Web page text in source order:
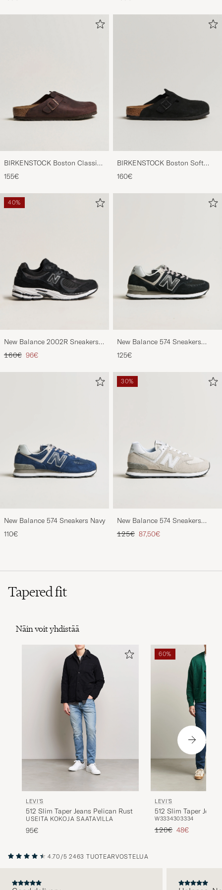
BIRKENSTOCK Boston Classic
Footbed Habana Oiled Leather
155€
BIRKENSTOCK Boston Soft
Footbed Black Suede
160€
40%
New Balance 2002R Sneakers
Black
Tavallinen hinta
160€ Alennettu hinta
96€
New Balance 574 Sneakers
Black
125€
New Balance 574 Sneakers Navy
110€
30%
New Balance 574 Sneakers
Nimbus Cloud
Tavallinen hinta
125€ Alennettu hinta
87,50€
Tapered fit
Näin voit yhdistää
LEVI'S
512 Slim Taper Jeans Pelican Rust
USEITA KOKOJA SAATAVILLA
95€
60%
LEVI'S
512 Slim Taper
W3334303334
Tavallinen hinta
120€ Alennettu
48€
4.70/5 2463 TUOTEARVOSTELUA